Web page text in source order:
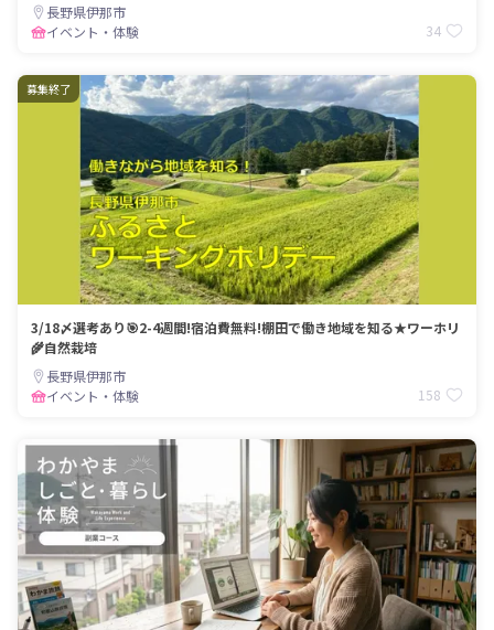
長野県伊那市
イベント・体験
34
募集終了
3/18〆選考あり🎯2-4週間!宿泊費無料!棚田で働き地域を知る★ワーホリ
🌾自然栽培
長野県伊那市
イベント・体験
158